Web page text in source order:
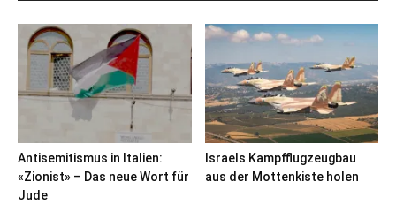
Antisemitismus in Italien:
«Zionist» – Das neue Wort für
Jude
Israels Kampfflugzeugbau
aus der Mottenkiste holen